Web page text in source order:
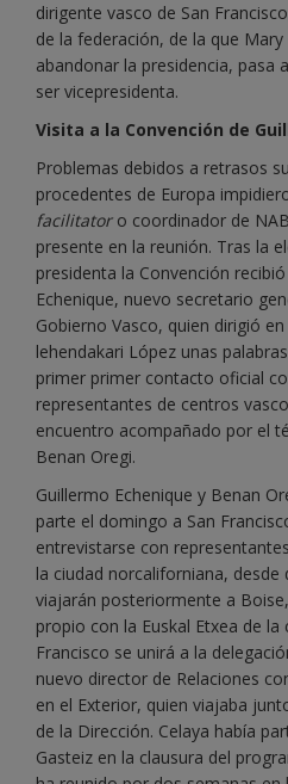
dirigente vasco de San
de la federación, de la que
abandonar la presidencia, pasa
ser vicepresidenta.
Visita a la Convención de
Problemas debidos a retrasos
procedentes de Europa
facilitatoro coordinador de
presente en la reunión. Tras la
presidenta la Convención
Echenique, nuevo secretario
Gobierno Vasco, quien dirigió
lehendakari López unas
primer primer contacto oficial
representantes de centros
encuentro acompañado por el
Benan Oregi.
Guillermo Echenique y Benan
parte el domingo a San
entrevistarse con
la ciudad norcaliforniana, desde
viajarán posteriormente a
propio con la Euskal Etxea de la
Francisco se unirá a la
nuevo director de Relaciones
en el Exterior, quien viajaba
de la Dirección. Celaya había
Gasteiz en la clausura del